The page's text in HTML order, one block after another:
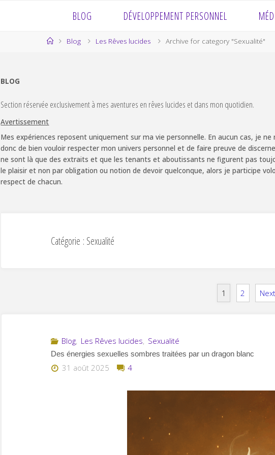
BLOG DÉVELOPPEMENT PERSONNEL
HomeBlog Les Rêves lucides Archive for category "Sexualité"
BLOG
Section réservée exclusivement à mes aventures en rêves lucides et dans mon quotidien.
Avertissement
Mes expériences reposent uniquement sur ma vie personnelle. En aucun cas, je
donc de bien vouloir respecter mon univers personnel et de faire preuve de
ne sont là que des extraits et que les tenants et aboutissants ne figurent pas
le plaisir et non par obligation ou notion de devoir quelconque, alors je participe
respect de chacun.
Catégorie : Sexualité
1 2
Blog, Les Rêves lucides, Sexualité
Des énergies sexuelles sombres traitées par un dragon blanc
31 août 2025 4